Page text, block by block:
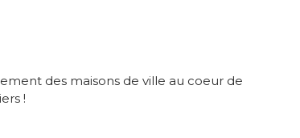
des maisons de ville au coeur de
!